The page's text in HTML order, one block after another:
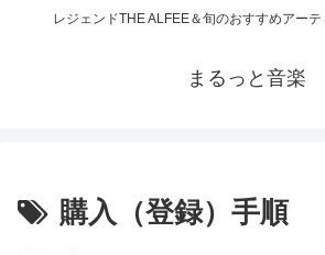
レジェンドTHE ALFEE＆旬のおすすめアーテ
まるっと音楽
購入（登録）手順